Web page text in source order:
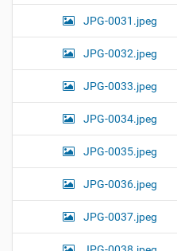
JPG-0031.jpeg
JPG-0032.jpeg
JPG-0033.jpeg
JPG-0034.jpeg
JPG-0035.jpeg
JPG-0036.jpeg
JPG-0037.jpeg